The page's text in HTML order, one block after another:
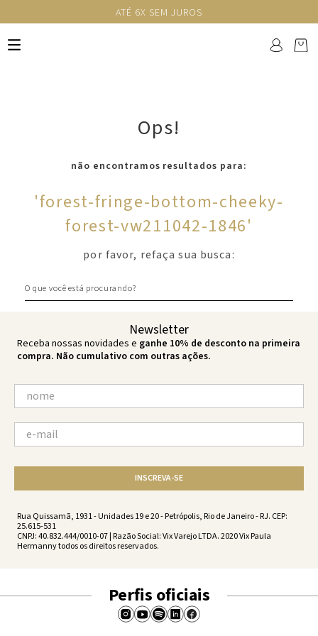
ATÉ 6X SEM JUROS
Ops!
não encontramos resultados para:
'forest-fringe-bottom-cheeky-
forest-vw211042-1846'
por favor, refaça sua busca:
Newsletter
Receba nossas novidades e ganhe 10% de desconto na primeira
compra. Não cumulativo com outras ações.
INSCREVA-SE
Rua Quissamã, 1931 - Unidades 19 e 20 - Petrópolis, Rio de Janeiro - RJ. CEP:
25.615-531
CNPJ: 40.832.444/0010-07 | Razão Social: Vix Varejo LTDA. 2020 Vix Paula
Hermanny todos os direitos reservados.
Perfis oficiais